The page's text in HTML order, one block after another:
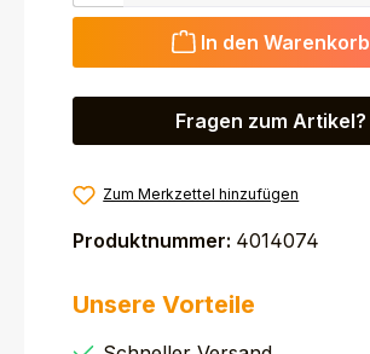
In den Warenkorb
Fragen zum Artikel?
Zum Merkzettel hinzufügen
Produktnummer: 4014074
Unsere Vorteile